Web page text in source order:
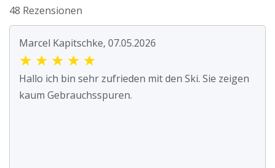
48 Rezensionen
Marcel Kapitschke, 07.05.2026
★ ★ ★ ★ ★
Hallo ich bin sehr zufrieden mit den Ski. Sie zeigen
kaum Gebrauchsspuren.